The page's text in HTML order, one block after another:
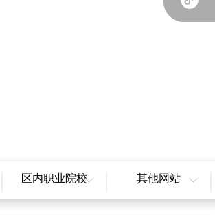
区内职业院校
新疆职业大学
其他网站
全国教育辟谣平台